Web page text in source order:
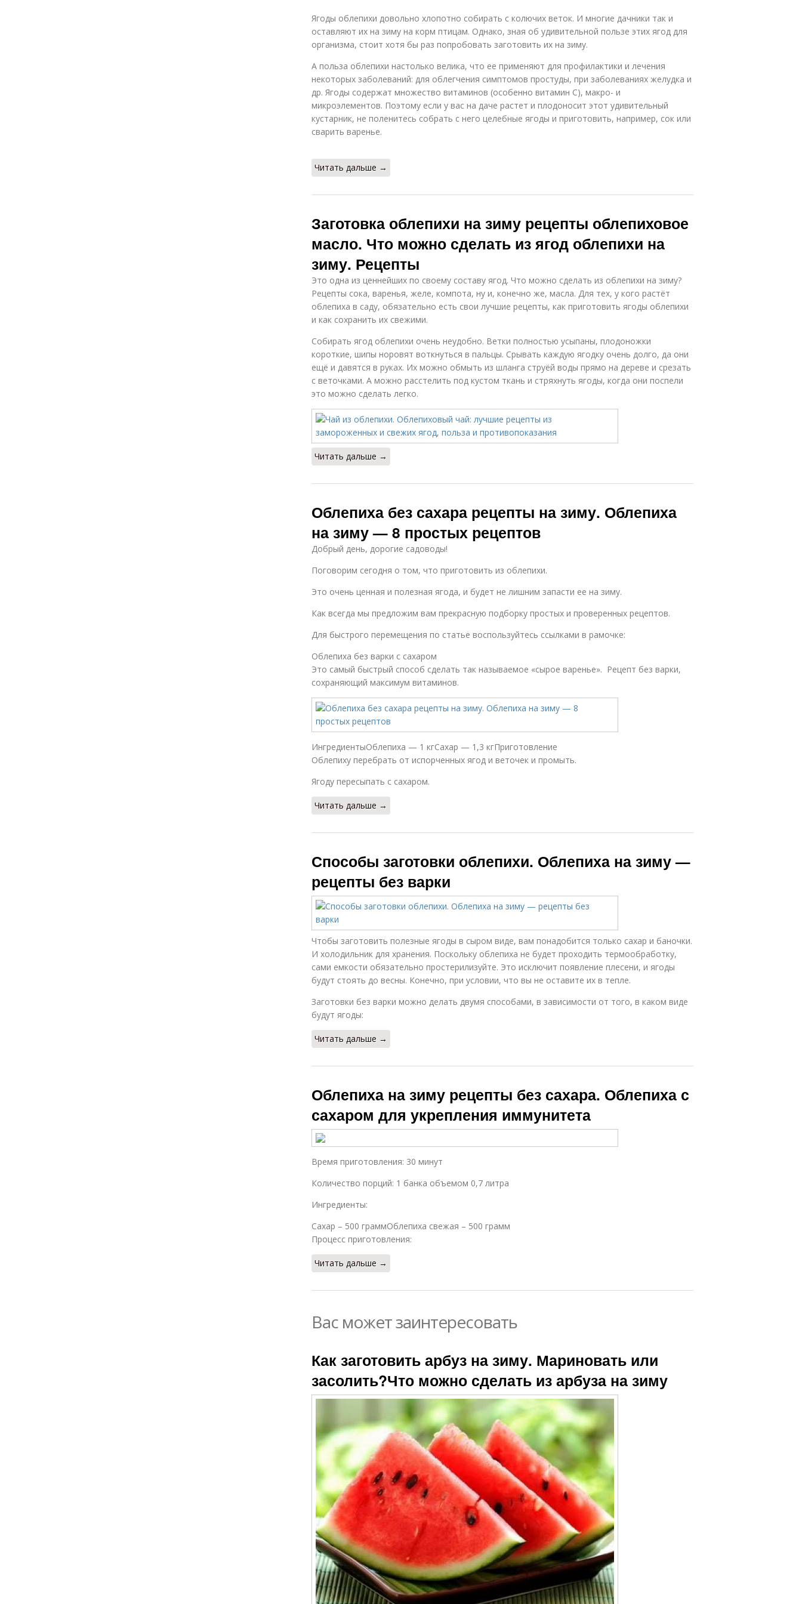
Ягоды облепихи довольно хлопотно собирать с колючих веток. И многие дачники так и
оставляют их на зиму на корм птицам. Однако, зная об удивительной пользе этих ягод для
организма, стоит хотя бы раз попробовать заготовить их на зиму.
А польза облепихи настолько велика, что ее применяют для профилактики и лечения
некоторых заболеваний: для облегчения симптомов простуды, при заболеваниях желудка и
др. Ягоды содержат множество витаминов (особенно витамин С), макро- и
микроэлементов. Поэтому если у вас на даче растет и плодоносит этот удивительный
кустарник, не поленитесь собрать с него целебные ягоды и приготовить, например, сок или
сварить варенье.
Читать дальше →
Заготовка облепихи на зиму рецепты облепиховое
масло. Что можно сделать из ягод облепихи на
зиму. Рецепты
Это одна из ценнейших по своему составу ягод. Что можно сделать из облепихи на зиму?
Рецепты сока, варенья, желе, компота, ну и, конечно же, масла. Для тех, у кого растёт
облепиха в саду, обязательно есть свои лучшие рецепты, как приготовить ягоды облепихи
и как сохранить их свежими.
Собирать ягод облепихи очень неудобно. Ветки полностью усыпаны, плодоножки
короткие, шипы норовят воткнуться в пальцы. Срывать каждую ягодку очень долго, да они
ещё и давятся в руках. Их можно обмыть из шланга струёй воды прямо на дереве и срезать
с веточками. А можно расстелить под кустом ткань и стряхнуть ягоды, когда они поспели
это можно сделать легко.
Читать дальше →
Облепиха без сахара рецепты на зиму. Облепиха
на зиму — 8 простых рецептов
Добрый день, дорогие садоводы!
Поговорим сегодня о том, что приготовить из облепихи.
Это очень ценная и полезная ягода, и будет не лишним запасти ее на зиму.
Как всегда мы предложим вам прекрасную подборку простых и проверенных рецептов.
Для быстрого перемещения по статье воспользуйтесь ссылками в рамочке:
Облепиха без варки с сахаром
Это самый быстрый способ сделать так называемое «сырое варенье». Рецепт без варки,
сохраняющий максимум витаминов.
ИнгредиентыОблепиха — 1 кгСахар — 1,3 кгПриготовление
Облепиху перебрать от испорченных ягод и веточек и промыть.
Ягоду пересыпать с сахаром.
Читать дальше →
Способы заготовки облепихи. Облепиха на зиму —
рецепты без варки
Чтобы заготовить полезные ягоды в сыром виде, вам понадобится только сахар и баночки.
И холодильник для хранения. Поскольку облепиха не будет проходить термообработку,
сами емкости обязательно простерилизуйте. Это исключит появление плесени, и ягоды
будут стоять до весны. Конечно, при условии, что вы не оставите их в тепле.
Заготовки без варки можно делать двумя способами, в зависимости от того, в каком виде
будут ягоды:
Читать дальше →
Облепиха на зиму рецепты без сахара. Облепиха с
сахаром для укрепления иммунитета
Время приготовления: 30 минут
Количество порций: 1 банка объемом 0,7 литра
Ингредиенты:
Сахар – 500 граммОблепиха свежая – 500 грамм
Процесс приготовления:
Читать дальше →
Вас может заинтересовать
Как заготовить арбуз на зиму. Мариновать или
засолить?Что можно сделать из арбуза на зиму